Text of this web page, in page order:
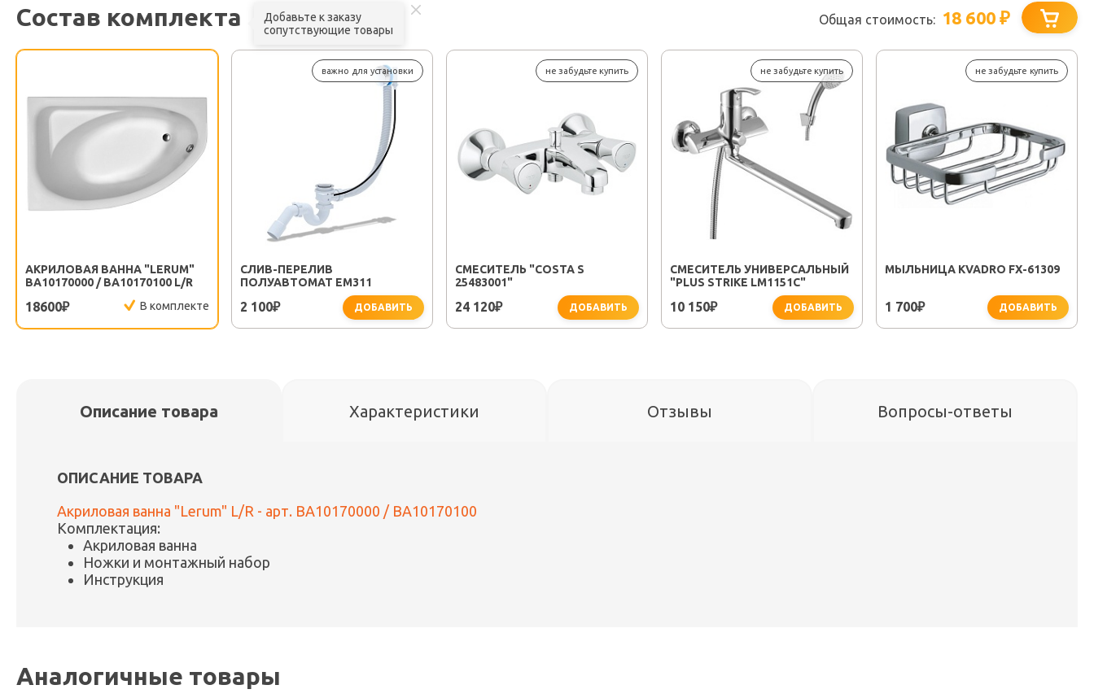
Состав комплекта
Добавьте к заказу
сопутствующие товары
Общая стоимость: 18 600₽
АКРИЛОВАЯ ВАННА "LERUM"
BA10170000 / BA10170100 L/R
18600₽ В комплекте
важно для установки
CЛИВ-ПЕРЕЛИВ
ПОЛУАВТОМАТ EM311
2 100₽ ДОБАВИТЬ
не забудьте купить
СМЕСИТЕЛЬ "COSTA S
25483001"
24 120₽ ДОБАВИТЬ
не забудьте купить
СМЕСИТЕЛЬ УНИВЕРСАЛЬНЫЙ
"PLUS STRIKE LM1151C"
10 150₽ ДОБАВИТЬ
не забудьте купить
МЫЛЬНИЦА KVADRO FX-61309
1 700₽ ДОБАВИТЬ
Описание товара Характеристики Отзывы Вопросы-ответы
ОПИСАНИЕ ТОВАРА
Акриловая ванна "Lerum" L/R - арт. BA10170000 / BA10170100
Комплектация:
Акриловая ванна
Ножки и монтажный набор
Инструкция
Аналогичные товары